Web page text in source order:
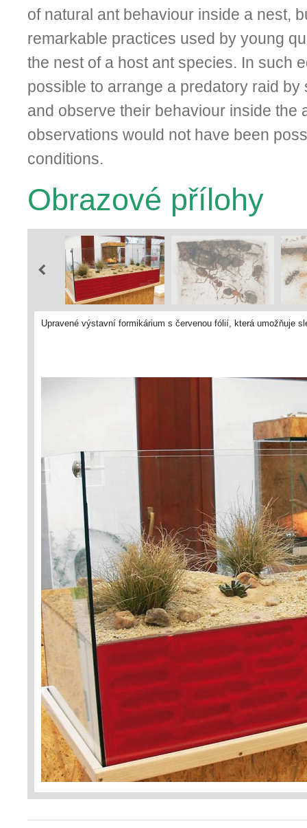
of natural ant behaviour inside a nest,
remarkable practices used by young
the nest of a host ant species. In such
possible to arrange a predatory raid by
and observe their behaviour inside the
observations would not have been
conditions.
Obrazové přílohy
Upravené výstavní formikárium s červenou fólií, která umožňuje